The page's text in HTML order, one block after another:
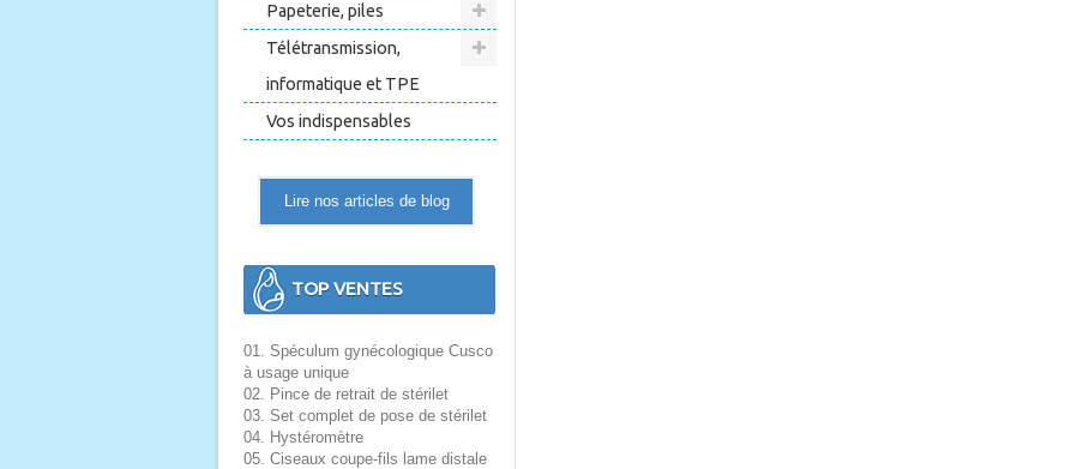
Papeterie, piles
Télétransmission,
informatique et TPE
Vos indispensables
Lire nos articles de blog
TOP VENTES
01. Spéculum gynécologique Cusco
à usage unique
02. Pince de retrait de stérilet
03. Set complet de pose de stérilet
04. Hystéromètre
05. Ciseaux coupe-fils lame distale